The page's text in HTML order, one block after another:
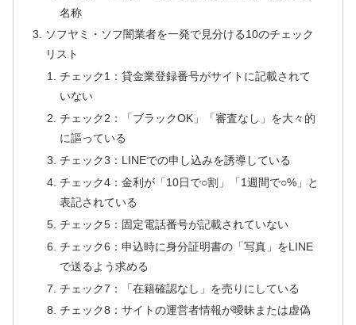
名称
ソフヤミ・ソフ闇業者を一発で見分ける10のチェック
リスト
チェック1：貸金業登録番号がサイトに記載されて
いない
チェック2：「ブラックOK」「審査なし」を大々的
に謳っている
チェック3：LINEでの申し込みを誘導している
チェック4：金利が「10日で○割」「1週間で○%」と
表記されている
チェック5：固定電話番号が記載されていない
チェック6：申込時に身分証明書の「写真」をLINE
で送るよう求める
チェック7：「在籍確認なし」を売りにしている
チェック8：サイトの運営者情報が曖昧または虚偽